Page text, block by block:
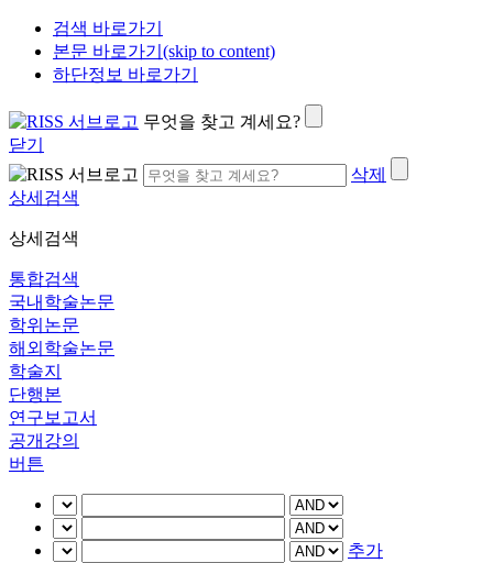
검색 바로가기
본문 바로가기(skip to content)
하단정보 바로가기
무엇을 찾고 계세요?
닫기
삭제
상세검색
상세검색
통합검색
국내학술논문
학위논문
해외학술논문
학술지
단행본
연구보고서
공개강의
버튼
추가